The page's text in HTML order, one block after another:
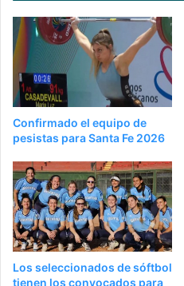
Confirmado el equipo de
pesistas para Santa Fe 2026
Los seleccionados de sóftbol
tienen los convocados para